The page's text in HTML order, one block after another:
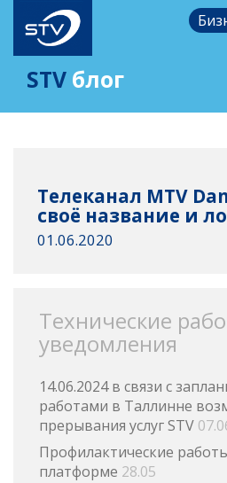
STV блог
Телеканал MTV
своё название и
01.06.2020
Технические
уведомления
14.06.2024 в связи с
работами в Таллинне
прерывания услуг STV
Профилактические
платформе 28.05